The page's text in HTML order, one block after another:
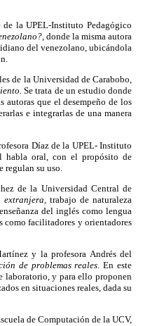
la UPEL-Instituto Pedagógico
donde la misma autora
del venezolano, ubicándola
de la Universidad de Carabobo,
Se trata de un estudio donde
que el desempeño de los
e integrarlas de una manera
Díaz de la UPEL- Instituto
habla oral, con el propósito de
su uso.
de la Universidad Central de
trabajo de naturaleza
del inglés como lengua
como facilitadores y orientadores
y la profesora Andrés del
de problemas reales.En este
laboratorio, y para ello proponen
en situaciones reales, dada su
de Computación de la UCV,